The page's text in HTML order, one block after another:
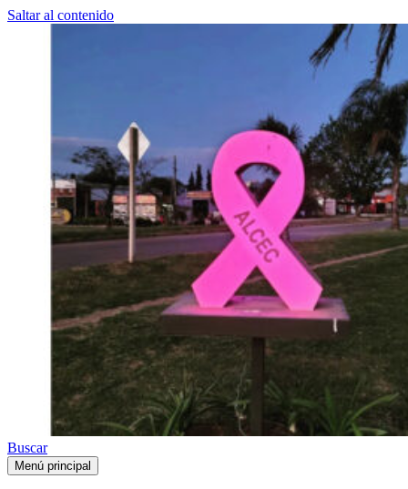
Saltar al contenido
Buscar
Menú principal